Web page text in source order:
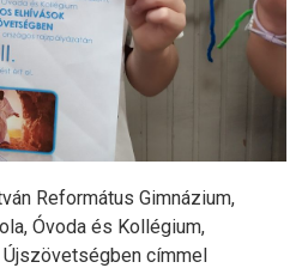
Református Gimnázium,
Óvoda és Kollégium,
címmel